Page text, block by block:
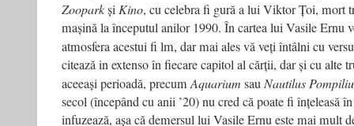
Zooparkși Kino, cu celebra fi gură a lui Viktor Țoi, mort
mașină la începutul anilor 1990. În cartea lui Vasile Ernu
atmosfera acestui fi lm, dar mai ales vă veți întâlni cu
citează in extenso în fiecare capitol al cărții, dar și cu alte
aceeași perioadă, precumAquarium sau Nautilus
secol (începând cu anii ’20) nu cred că poate fi înțeleasă
infuzează, așa că demersul lui Vasile Ernu este mai mult